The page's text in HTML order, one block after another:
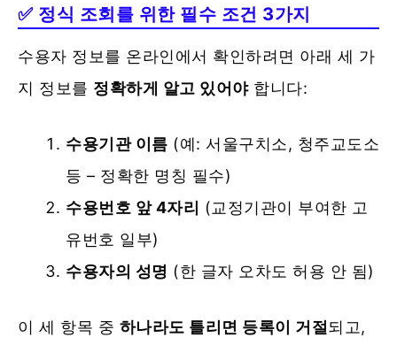
✅ 정식 조회를 위한 필수 조건 3가지
수용자 정보를 온라인에서 확인하려면 아래 세 가
지 정보를 정확하게 알고 있어야합니다:
수용기관 이름 (예: 서울구치소, 청주교도소
등 – 정확한 명칭 필수)
수용번호 앞 4자리
(교정기관이 부여한 고
유번호 일부)
수용자의 성명 (한 글자 오차도 허용 안 됨)
이 세 항목 중 하나라도 틀리면 등록이 거절되고,